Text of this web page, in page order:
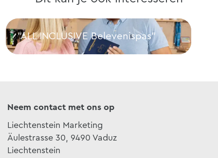
"ALL INCLUSIVE Belevenispas"
"ALL INCLUSIVE Belevenispas"
Neem contact met ons op
Liechtenstein Marketing
Äulestrasse 30, 9490 Vaduz
Liechtenstein